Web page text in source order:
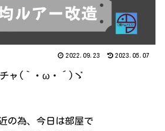
2022.09.23 2023.05.07
ャ(｀・ω・´)ゞ
の為、今日は部屋で